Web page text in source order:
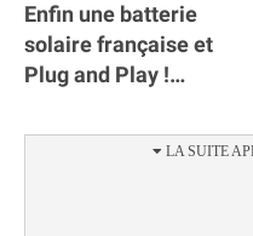
Enfin une batterie
solaire française et
Plug and Play !
#batterie @gosunology